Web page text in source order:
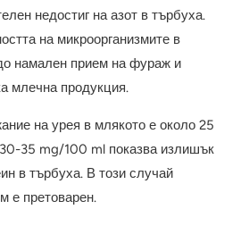
недостиг на азот в търбуха.
на микроорганизмите в
намален прием на фураж и
млечна продукция.
на урея в млякото е около 25
35 mg/100 ml показва излишък
в търбуха. В този случай
е претоварен.